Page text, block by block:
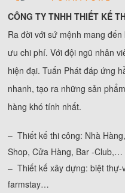
CÔNG TY TNHH THIẾT KẾ
Ra đời với sứ mệnh mang
ưu chi phí. Với đội ngũ nhân
hiện đại. Tuấn Phát đáp ứng
nhanh, tạo ra những sản
hàng khó tính nhất.
– Thiết kế thi công: Nhà
Shop, Cửa Hàng, Bar -Club,…
– Thiết kế xây dựng: biệt thự-
farmstay…